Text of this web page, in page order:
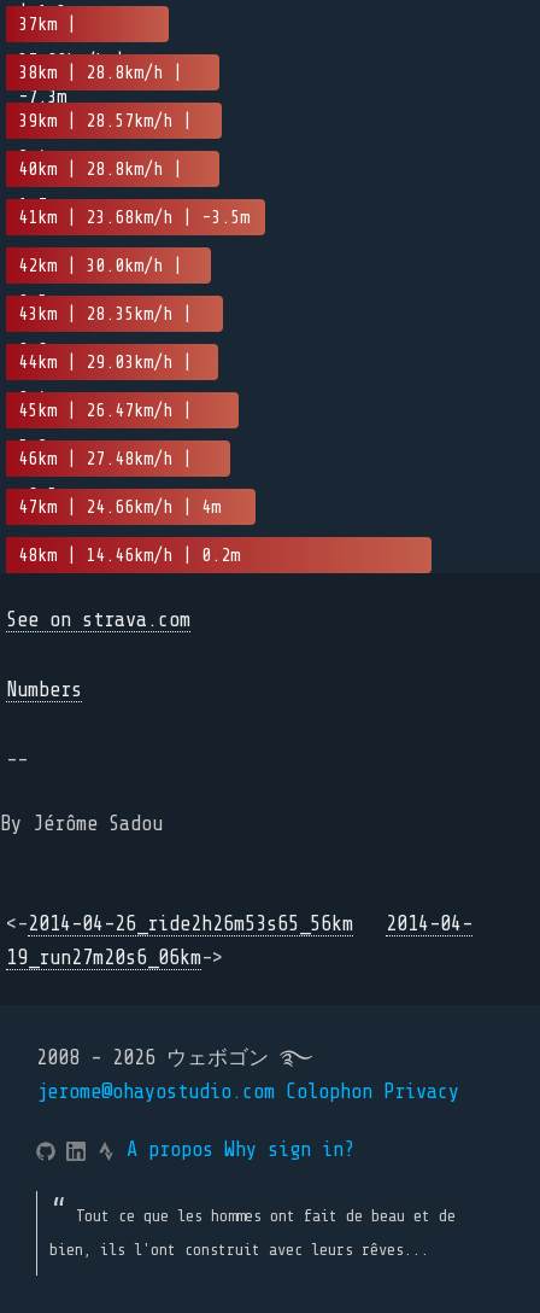
| 1.3m
37km |
37.89km/h |
-7.3m
38km | 28.8km/h |
-4.3m
39km | 28.57km/h |
2.4m
40km | 28.8km/h |
1.7m
41km | 23.68km/h | -3.5m
42km | 30.0km/h |
0.5m
43km | 28.35km/h |
0.6m
44km | 29.03km/h |
0.4m
45km | 26.47km/h |
5.2m
46km | 27.48km/h |
-6.5m
47km | 24.66km/h | 4m
48km | 14.46km/h | 0.2m
See on strava.com
Numbers
--
By Jérôme Sadou
<-2014-04-26_ride2h26m53s65_56km
2014-04-
19_run27m20s6_06km->
2008 - 2026 ウェボゴン ࿐
jerome@ohayostudio.com Colophon Privacy
A propos Why sign in?
Tout ce que les hommes ont fait de beau et de
bien, ils l'ont construit avec leurs rêves...